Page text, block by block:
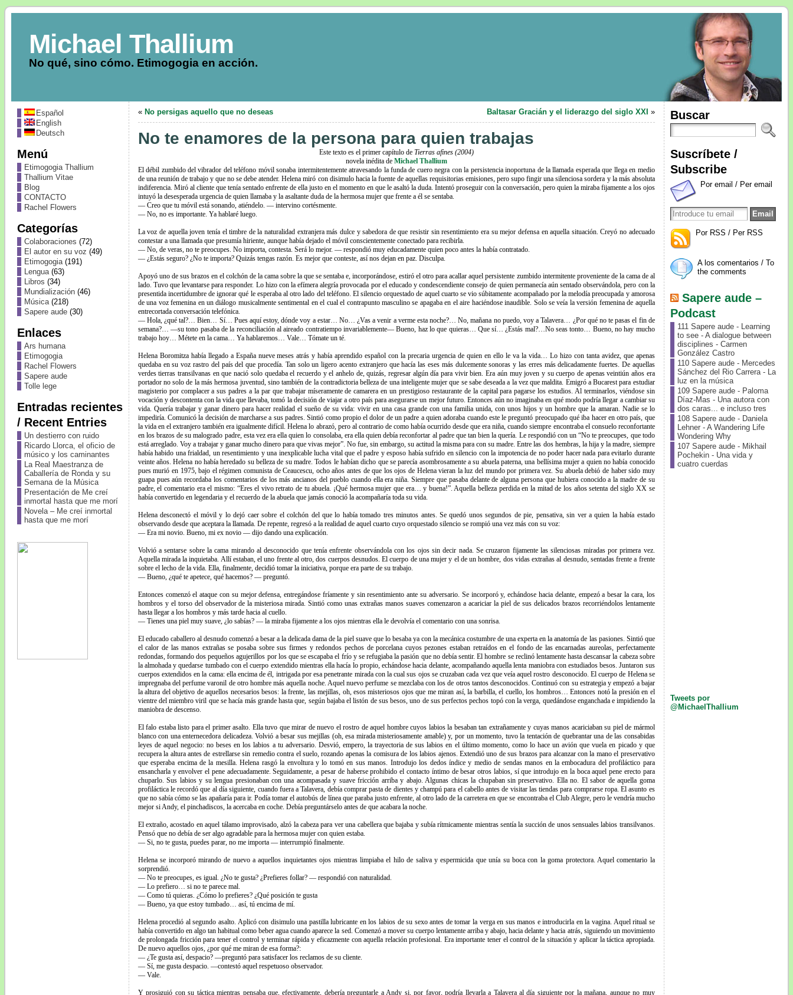
Michael Thallium
No qué, sino cómo. Etimogogia en acción.
Español
English
Deutsch
Menú
Etimogogia Thallium
Thallium Vitae
Blog
CONTACTO
Rachel Flowers
Categorías
Colaboraciones (72)
El autor en su voz (49)
Etimogogia(191)
Lengua(63)
Libros (34)
Mundialización(46)
Música(218)
Sapere aude(30)
Enlaces
Ars humana
Etimogogia
Rachel Flowers
Sapere aude
Tolle lege
Entradas recientes
/ Recent Entries
Un destierro con ruido
Ricardo Llorca, el oficio de
músico y los caminantes
La Real Maestranza de
Caballería de Ronda y su
Semana de la Música
Presentación de Me creí
inmortal hasta que me morí
Novela – Me creí inmortal
hasta que me morí
« No persigas aquello que no deseas Baltasar Gracián y el liderazgo del siglo XXI »
No te enamores de la persona para quien trabajas
Este texto es el primer capítulo de Tierras afines (2004)
novela inédita de Michael Thallium
El débil zumbido del vibrador del teléfono móvil sonaba intermitentemente atravesando la funda de cuero negra con la persistencia inoportuna de la llamada esperada que llega en medio
de una reunión de trabajo y que no se debe atender. Helena miró con disimulo hacia la fuente de aquellas requisitorias emisiones, pero supo fingir una silenciosa sordera y la más absoluta
indiferencia. Miró al cliente que tenía sentado enfrente de ella justo en el momento en que le asaltó la duda. Intentó proseguir con la conversación, pero quien la miraba fijamente a los ojos
intuyó la desesperada urgencia de quien llamaba y la asaltante duda de la hermosa mujer que frente a él se sentaba.
— Creo que tu móvil está sonando, atiéndelo. — intervino cortésmente.
— No, no es importante. Ya hablaré luego.
La voz de aquella joven tenía el timbre de la naturalidad extranjera más dulce y sabedora de que resistir sin resentimiento era su mejor defensa en aquella situación. Creyó no adecuado
contestar a una llamada que presumía hiriente, aunque había dejado el móvil conscientemente conectado para recibirla.
— No, de veras, no te preocupes. No importa, contesta. Será lo mejor. — respondió muy educadamente quien poco antes la había contratado.
— ¿Estás seguro? ¿No te importa? Quizás tengas razón. Es mejor que conteste, así nos dejan en paz. Disculpa.
Apoyó uno de sus brazos en el colchón de la cama sobre la que se sentaba e, incorporándose, estiró el otro para acallar aquel persistente zumbido intermitente proveniente de la cama de al
lado. Tuvo que levantarse para responder. Lo hizo con la efímera alegría provocada por el educado y condescendiente consejo de quien permanecía aún sentado observándola, pero con la
presentida incertidumbre de ignorar qué le esperaba al otro lado del teléfono. El silencio orquestado de aquel cuarto se vio súbitamente acompañado por la melodía preocupada y amorosa
de una voz femenina en un diálogo musicalmente sentimental en el cual el contrapunto masculino se apagaba en el aire haciéndose inaudible. Solo se veía la versión femenina de aquella
entrecortada conversación telefónica.
— Hola, ¿qué tal?… Bien… Sí… Pues aquí estoy, dónde voy a estar… No… ¿Vas a venir a verme esta noche?… No, mañana no puedo, voy a Talavera… ¿Por qué no te pasas el fin de
semana?… —su tono pasaba de la reconciliación al aireado contratiempo invariablemente— Bueno, haz lo que quieras… Que sí… ¿Estás mal?…No seas tonto… Bueno, no hay mucho
trabajo hoy… Métete en la cama… Ya hablaremos… Vale… Tómate un té.
Helena Boromitza había llegado a España nueve meses atrás y había aprendido español con la precaria urgencia de quien en ello le va la vida… Lo hizo con tanta avidez, que apenas
quedaba en su voz rastro del país del que procedía. Tan solo un ligero acento extranjero que hacía las eses más dulcemente sonoras y las erres más delicadamente fuertes. De aquellas
verdes tierras transilvanas en que nació solo quedaba el recuerdo y el anhelo de, quizás, regresar algún día para vivir bien. Era aún muy joven y su cuerpo de apenas veintiún años era
portador no solo de la más hermosa juventud, sino también de la contradictoria belleza de una inteligente mujer que se sabe deseada a la vez que maldita. Emigró a Bucarest para estudiar
magisterio por complacer a sus padres a la par que trabajar míseramente de camarera en un prestigioso restaurante de la capital para pagarse los estudios. Al terminarlos, viéndose sin
vocación y descontenta con la vida que llevaba, tomó la decisión de viajar a otro país para asegurarse un mejor futuro. Entonces aún no imaginaba en qué modo podría llegar a cambiar su
vida. Quería trabajar y ganar dinero para hacer realidad el sueño de su vida: vivir en una casa grande con una familia unida, con unos hijos y un hombre que la amaran. Nadie se lo
impediría. Comunicó la decisión de marcharse a sus padres. Sintió como propio el dolor de un padre a quien adoraba cuando este le preguntó preocupado qué iba hacer en otro país, que
la vida en el extranjero también era igualmente difícil. Helena lo abrazó, pero al contrario de como había ocurrido desde que era niña, cuando siempre encontraba el consuelo reconfortante
en los brazos de su malogrado padre, esta vez era ella quien lo consolaba, era ella quien debía reconfortar al padre que tan bien la quería. Le respondió con un “No te preocupes, que todo
está arreglado. Voy a trabajar y ganar mucho dinero para que vivas mejor”. No fue, sin embargo, su actitud la misma para con su madre. Entre las dos hembras, la hija y la madre, siempre
había habido una frialdad, un resentimiento y una inexplicable lucha vital que el padre y esposo había sufrido en silencio con la impotencia de no poder hacer nada para evitarlo durante
veinte años. Helena no había heredado su belleza de su madre. Todos le habían dicho que se parecía asombrosamente a su abuela paterna, una bellísima mujer a quien no había conocido
pues murió en 1975, bajo el régimen comunista de Ceaucescu, ocho años antes de que los ojos de Helena vieran la luz del mundo por primera vez. Su abuela debió de haber sido muy
guapa pues aún recordaba los comentarios de los más ancianos del pueblo cuando ella era niña. Siempre que pasaba delante de alguna persona que hubiera conocido a la madre de su
padre, el comentario era el mismo: “Eres el vivo retrato de tu abuela. ¡Qué hermosa mujer que era… y buena!”. Aquella belleza perdida en la mitad de los años setenta del siglo XX se
había convertido en legendaria y el recuerdo de la abuela que jamás conoció la acompañaría toda su vida.
Helena desconectó el móvil y lo dejó caer sobre el colchón del que lo había tomado tres minutos antes. Se quedó unos segundos de pie, pensativa, sin ver a quien la había estado
observando desde que aceptara la llamada. De repente, regresó a la realidad de aquel cuarto cuyo orquestado silencio se rompió una vez más con su voz:
— Era mi novio. Bueno, mi ex novio — dijo dando una explicación.
Volvió a sentarse sobre la cama mirando al desconocido que tenía enfrente observándola con los ojos sin decir nada. Se cruzaron fijamente las silenciosas miradas por primera vez.
Aquella mirada la inquietaba. Allí estaban, el uno frente al otro, dos cuerpos desnudos. El cuerpo de una mujer y el de un hombre, dos vidas extrañas al desnudo, sentadas frente a frente
sobre el lecho de la vida. Ella, finalmente, decidió tomar la iniciativa, porque era parte de su trabajo.
— Bueno, ¿qué te apetece, qué hacemos? — preguntó.
Entonces comenzó el ataque con su mejor defensa, entregándose fríamente y sin resentimiento ante su adversario. Se incorporó y, echándose hacia delante, empezó a besar la cara, los
hombros y el torso del observador de la misteriosa mirada. Sintió como unas extrañas manos suaves comenzaron a acariciar la piel de sus delicados brazos recorriéndolos lentamente
hasta llegar a los hombros y más tarde hacia al cuello.
— Tienes una piel muy suave, ¿lo sabías? — la miraba fijamente a los ojos mientras ella le devolvía el comentario con una sonrisa.
El educado caballero al desnudo comenzó a besar a la delicada dama de la piel suave que lo besaba ya con la mecánica costumbre de una experta en la anatomía de las pasiones. Sintió que
el calor de las manos extrañas se posaba sobre sus firmes y redondos pechos de porcelana cuyos pezones estaban retraídos en el fondo de las encarnadas aureolas, perfectamente
redondas, formando dos pequeños agujerillos por los que se escapaba el frío y se refugiaba la pasión que no debía sentir. El hombre se reclinó lentamente hasta descansar la cabeza sobre
la almohada y quedarse tumbado con el cuerpo extendido mientras ella hacía lo propio, echándose hacia delante, acompañando aquella lenta maniobra con estudiados besos. Juntaron sus
cuerpos extendidos en la cama: ella encima de él, intrigada por esa penetrante mirada con la cual sus ojos se cruzaban cada vez que veía aquel rostro desconocido. El cuerpo de Helena se
impregnaba del perfume varonil de otro hombre más aquella noche. Aquel nuevo perfume se mezclaba con los de otros tantos desconocidos. Continuó con su estrategia y empezó a bajar
la altura del objetivo de aquellos necesarios besos: la frente, las mejillas, oh, esos misteriosos ojos que me miran así, la barbilla, el cuello, los hombros… Entonces notó la presión en el
vientre del miembro viril que se hacía más grande hasta que, según bajaba el listón de sus besos, uno de sus perfectos pechos topó con la verga, quedándose enganchada e impidiendo la
maniobra de descenso.
El falo estaba listo para el primer asalto. Ella tuvo que mirar de nuevo el rostro de aquel hombre cuyos labios la besaban tan extrañamente y cuyas manos acariciaban su piel de mármol
blanco con una enternecedora delicadeza. Volvió a besar sus mejillas (oh, esa mirada misteriosamente amable) y, por un momento, tuvo la tentación de quebrantar una de las consabidas
leyes de aquel negocio: no beses en los labios a tu adversario. Desvió, empero, la trayectoria de sus labios en el último momento, como lo hace un avión que vuela en picado y que
recupera la altura antes de estrellarse sin remedio contra el suelo, rozando apenas la comisura de los labios ajenos. Extendió uno de sus brazos para alcanzar con la mano el preservativo
que esperaba encima de la mesilla. Helena rasgó la envoltura y lo tomó en sus manos. Introdujo los dedos índice y medio de sendas manos en la embocadura del profiláctico para
ensancharla y envolver el pene adecuadamente. Seguidamente, a pesar de haberse prohibido el contacto íntimo de besar otros labios, sí que introdujo en la boca aquel pene erecto para
chuparlo. Sus labios y su lengua presionaban con una acompasada y suave fricción arriba y abajo. Algunas chicas la chupaban sin preservativo. Ella no. El sabor de aquella goma
profiláctica le recordó que al día siguiente, cuando fuera a Talavera, debía comprar pasta de dientes y champú para el cabello antes de visitar las tiendas para comprarse ropa. El asunto es
que no sabía cómo se las apañaría para ir. Podía tomar el autobús de línea que paraba justo enfrente, al otro lado de la carretera en que se encontraba el Club Alegre, pero le vendría mucho
mejor si Andy, el pinchadiscos, la acercaba en coche. Debía preguntárselo antes de que acabara la noche.
El extraño, acostado en aquel tálamo improvisado, alzó la cabeza para ver una cabellera que bajaba y subía rítmicamente mientras sentía la succión de unos sensuales labios transilvanos.
Pensó que no debía de ser algo agradable para la hermosa mujer con quien estaba.
— Si, no te gusta, puedes parar, no me importa — interrumpió finalmente.
Helena se incorporó mirando de nuevo a aquellos inquietantes ojos mientras limpiaba el hilo de saliva y espermicida que unía su boca con la goma protectora. Aquel comentario la
sorprendió.
— No te preocupes, es igual. ¿No te gusta? ¿Prefieres follar? — respondió con naturalidad.
— Lo prefiero… si no te parece mal.
— Como tú quieras. ¿Cómo lo prefieres? ¿Qué posición te gusta
— Bueno, ya que estoy tumbado… así, tú encima de mí.
Helena procedió al segundo asalto. Aplicó con disimulo una pastilla lubricante en los labios de su sexo antes de tomar la verga en sus manos e introducirla en la vagina. Aquel ritual se
había convertido en algo tan habitual como beber agua cuando aparece la sed. Comenzó a mover su cuerpo lentamente arriba y abajo, hacia delante y hacia atrás, siguiendo un movimiento
de prolongada fricción para tener el control y terminar rápida y eficazmente con aquella relación profesional. Era importante tener el control de la situación y aplicar la táctica apropiada.
De nuevo aquellos ojos, ¿por qué me miran de esa forma?:
— ¿Te gusta así, despacio? —preguntó para satisfacer los reclamos de su cliente.
— Sí, me gusta despacio. —contestó aquel respetuoso observador.
— Vale.
Y prosiguió con su táctica mientras pensaba que, efectivamente, debería preguntarle a Andy si, por favor, podría llevarla a Talavera al día siguiente por la mañana, aunque no muy
Buscar
Suscríbete /
Subscribe
Por email / Per email
Por RSS / Per RSS
A los comentarios / To
the comments
Sapere aude –
Podcast
111 Sapere aude - Learning
to see - A dialogue between
disciplines - Carmen
González Castro
110 Sapere aude - Mercedes
Sánchez del Rio Carrera - La
luz en la música
109 Sapere aude - Paloma
Díaz-Mas - Una autora con
dos caras... e incluso tres
108 Sapere aude - Daniela
Lehner - A Wandering Life
Wondering Why
107 Sapere aude - Mikhail
Pochekin - Una vida y
cuatro cuerdas
Tweets por
@MichaelThallium